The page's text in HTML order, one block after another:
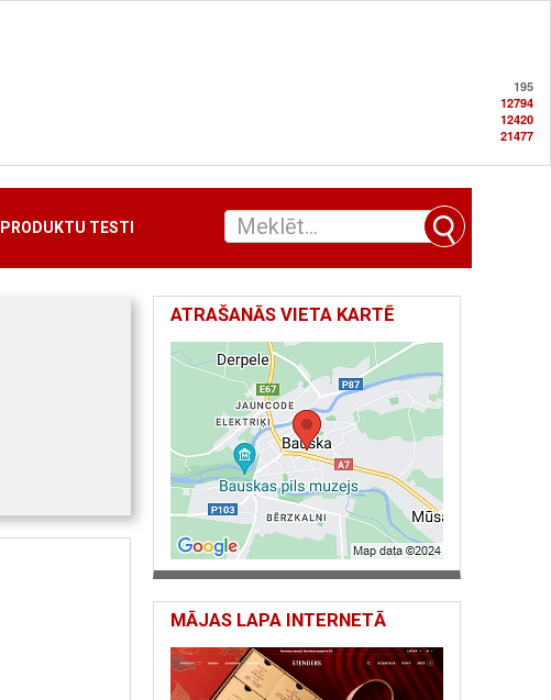
195
12794
12420
21477
PRODUKTU TESTI
ATRAŠANĀS VIETA KARTĒ
MĀJAS LAPA INTERNETĀ